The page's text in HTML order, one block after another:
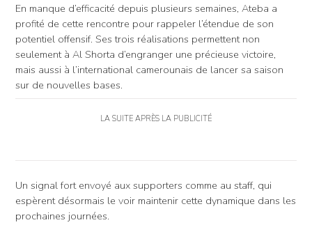
En manque d’efficacité depuis plusieurs semaines, Ateba a
profité de cette rencontre pour rappeler l’étendue de son
potentiel offensif. Ses trois réalisations permettent non
seulement à Al Shorta d’engranger une précieuse victoire,
mais aussi à l’international camerounais de lancer sa saison
sur de nouvelles bases.
LA SUITE APRÈS LA PUBLICITÉ
Un signal fort envoyé aux supporters comme au staff, qui
espèrent désormais le voir maintenir cette dynamique dans les
prochaines journées.